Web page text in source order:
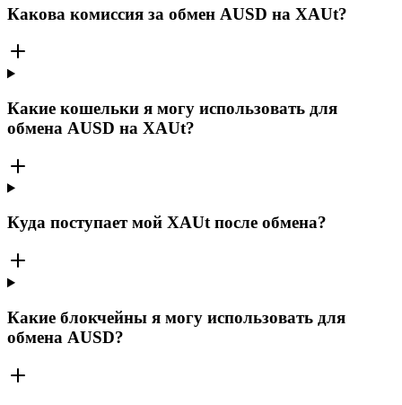
Какова комиссия за обмен AUSD на XAUt?
Какие кошельки я могу использовать для
обмена AUSD на XAUt?
Куда поступает мой XAUt после обмена?
Какие блокчейны я могу использовать для
обмена AUSD?